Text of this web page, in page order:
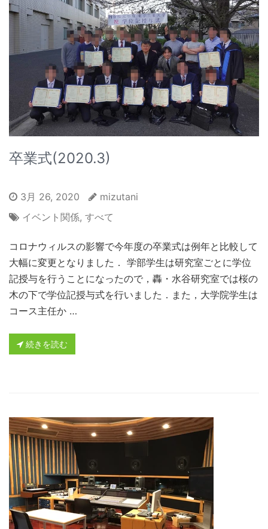
卒業式(2020.3)
3月 26, 2020
mizutani
イベント関係, すべて
コロナウィルスの影響で今年度の卒業式は例年と比較して
大幅に変更となりました． 学部学生は研究室ごとに学位
記授与を行うことになったので，轟・水谷研究室では桜の
木の下で学位記授与式を行いました．また，大学院学生は
コース主任か …
続きを読む